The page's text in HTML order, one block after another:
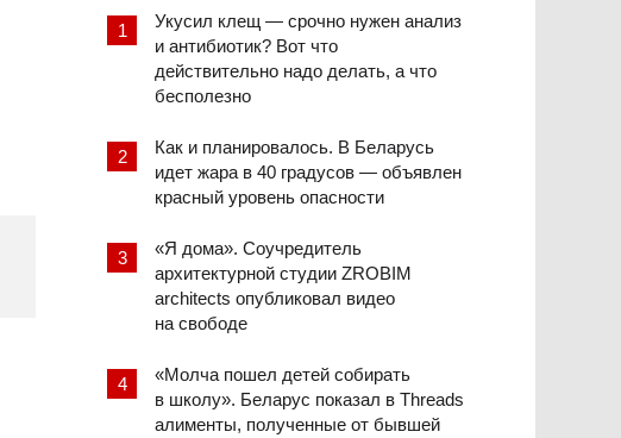
Укусил клещ — срочно нужен анализ
и антибиотик? Вот что
действительно надо делать, а что
бесполезно
Как и планировалось. В Беларусь
идет жара в 40 градусов — объявлен
красный уровень опасности
«Я дома». Соучредитель
архитектурной студии ZROBIM
architects опубликовал видео
на свободе
«Молча пошел детей собирать
в школу». Беларус показал в Threads
алименты, полученные от бывшей